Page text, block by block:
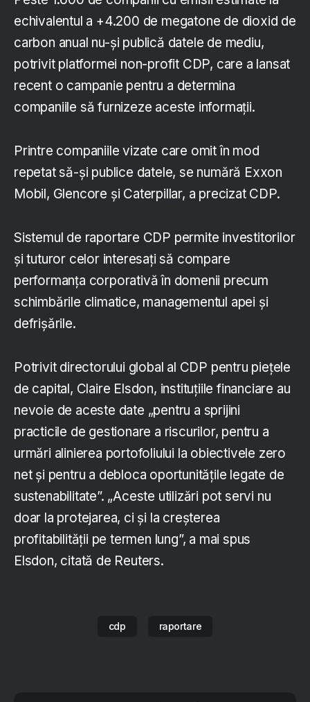
echivalentul a +4.200 de megatone de dioxid de
carbon anual nu-și publică datele de mediu,
potrivit platformei non-profit CDP, care a lansat
recent o campanie pentru a determina
companiile să furnizeze aceste informații.
Printre companiile vizate care omit în mod
repetat să-și publice datele, se numără Exxon
Mobil, Glencore și Caterpillar, a precizat CDP.
Sistemul de raportare CDP permite investitorilor
și tuturor celor interesați să compare
performanța corporativă în domenii precum
schimbările climatice, managementul apei și
defrișările.
Potrivit directorului global al CDP pentru piețele
de capital, Claire Elsdon, instituțiile financiare au
nevoie de aceste date „pentru a sprijini
practicile de gestionare a riscurilor, pentru a
urmări alinierea portofoliului la obiectivele zero
net și pentru a debloca oportunitățile legate de
sustenabilitate”. „Aceste utilizări pot servi nu
doar la protejarea, ci și la creșterea
profitabilității pe termen lung”, a mai spus
Elsdon, citată de Reuters.
cdp raportare